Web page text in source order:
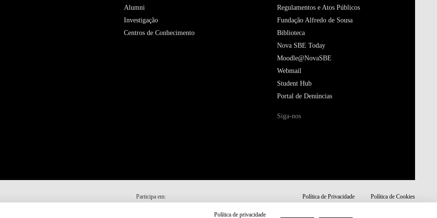
Alumni
Investigação
Centros de Conhecimento
Regulamentos e Atos Públicos
Fundação Alfredo de Sousa
Biblioteca
Nova SBE Today
Moodle@NovaSBE
Webmail
Student Hub
Portal de Denúncias
Siga-nos
Participa em: Política de Privacidade Política de Cookies
Política de privacidade